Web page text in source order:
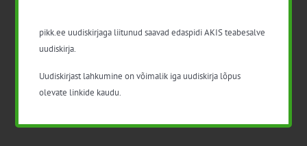
kogemusega konsultant ja koolitaja, kes on aidanud
Arlal siseneda Saksa turule. Ta teeb tihedat koostööd
erinevate Saksamaa toidusektori ettevõtetega ning on
nõustanud Missioon Saksamaa programmi raames Eesti
pikk.ee uudiskirjaga liitunud saavad edaspidi AKIS teabesalve
uudiskirja.
Uudiskirjast lahkumine on võimalik iga uudiskirja lõpus
olevate linkide kaudu.